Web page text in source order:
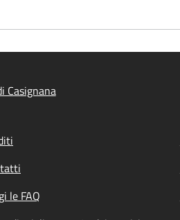
Casignana
le FAQ